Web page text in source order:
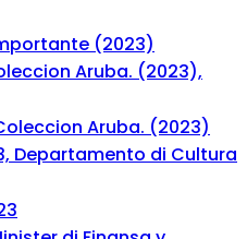
(2023)
Aruba. (2023)